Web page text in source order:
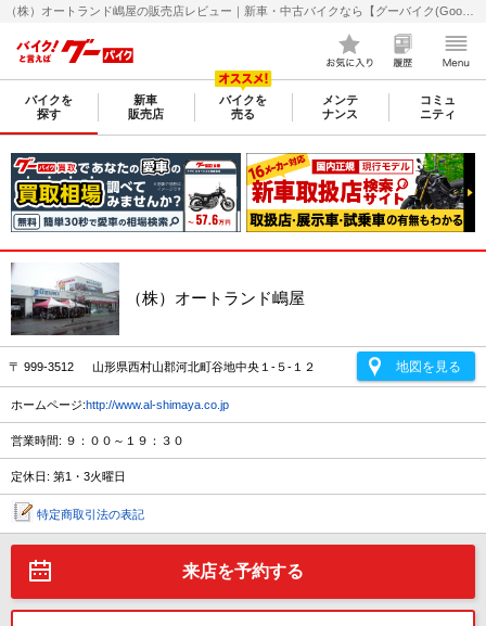
バイクを
探す
新車
販売店
バイクを
売る
メンテ
ナンス
コミュ
ニティ
（株）オートランド嶋屋
〒 999-3512 山形県西村山郡河北町谷地中央１-５-１２ 地図を見る
ホームページ:http://www.al-shimaya.co.jp
営業時間: ９：００～１９：３０
定休日: 第1・3火曜日
特定商取引法の表記
来店を予約する